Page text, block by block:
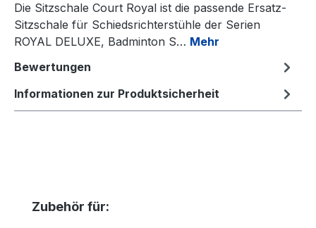
Die Sitzschale Court Royal ist die passende Ersatz-
Sitzschale für Schiedsrichterstühle der Serien
ROYAL DELUXE, Badminton S… Mehr
Bewertungen
Informationen zur Produktsicherheit
Produktgalerie überspringen
Zubehör für: